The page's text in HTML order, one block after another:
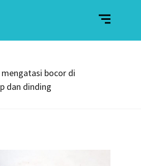
bocor di
dan dinding